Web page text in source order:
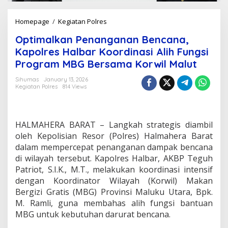
Homepage / Kegiatan Polres
t
i
m
a
e
n
a
n
g
a
n
a
n
B
e
Optimalkan Penanganan Bencana,
Kapolres Halbar Koordinasi Alih Fungsi
Program MBG Bersama Korwil Malut
Sihumas
January 13, 2026
Kegiatan Polres
814 Views
HALMAHERA BARAT – Langkah strategis diambil
oleh Kepolisian Resor (Polres) Halmahera Barat
dalam mempercepat penanganan dampak bencana
di wilayah tersebut. Kapolres Halbar, AKBP Teguh
Patriot, S.I.K., M.T., melakukan koordinasi intensif
dengan Koordinator Wilayah (Korwil) Makan
Bergizi Gratis (MBG) Provinsi Maluku Utara, Bpk.
M. Ramli, guna membahas alih fungsi bantuan
MBG untuk kebutuhan darurat bencana.